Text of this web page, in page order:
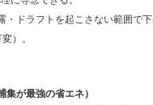
・ドラフトを起こさない範囲で
）。
集が最強の省エネ）